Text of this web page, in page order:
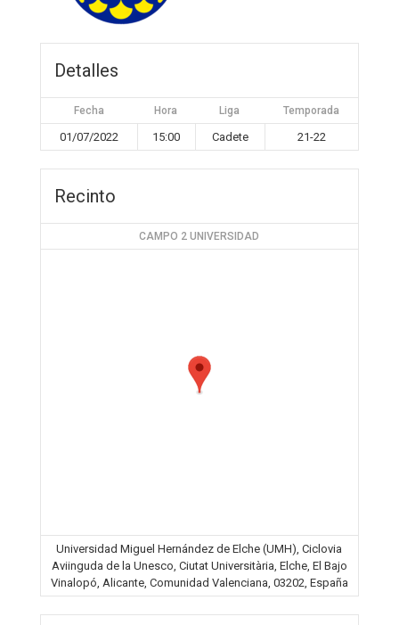
Detalles
Fecha Hora Liga Temporada
01/07/2022 15:00 Cadete 21-22
Recinto
CAMPO 2 UNIVERSIDAD
Universidad Miguel Hernández de Elche (UMH), Ciclovia
Aviinguda de la Unesco, Ciutat Universitària, Elche, El Bajo
Vinalopó, Alicante, Comunidad Valenciana, 03202, España